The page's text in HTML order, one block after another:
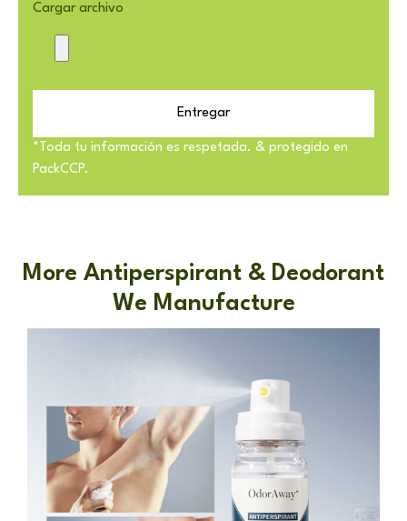
Cargar archivo
Entregar
*Toda tu información es respetada. & protegido en
PackCCP.
More Antiperspirant & Deodorant
We Manufacture